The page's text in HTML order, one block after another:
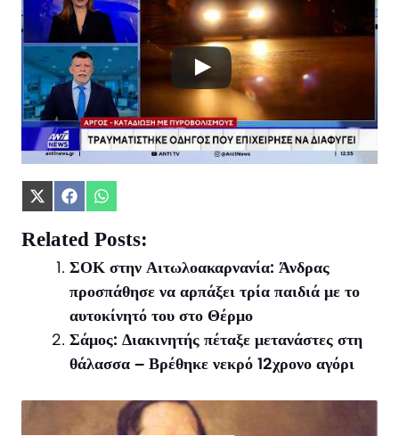
Share
X
(Twitter)
Share
Facebook
Share
WhatsApp
Related Posts:
ΣΟΚ στην Αιτωλοακαρνανία: Άνδρας
προσπάθησε να αρπάξει τρία παιδιά με το
αυτοκίνητό του στο Θέρμο
Σάμος: Διακινητής πέταξε μετανάστες στη
θάλασσα – Βρέθηκε νεκρό 12χρονο αγόρι